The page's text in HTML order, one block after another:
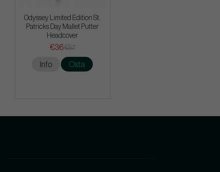
Odyssey Limited Edition St.
Patricks Day Mallet Putter
Headcover
€36€57
Info Osta